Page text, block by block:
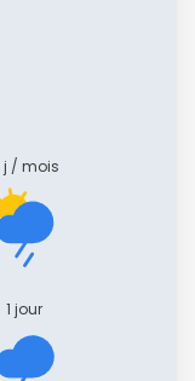
j / mois
1 jour